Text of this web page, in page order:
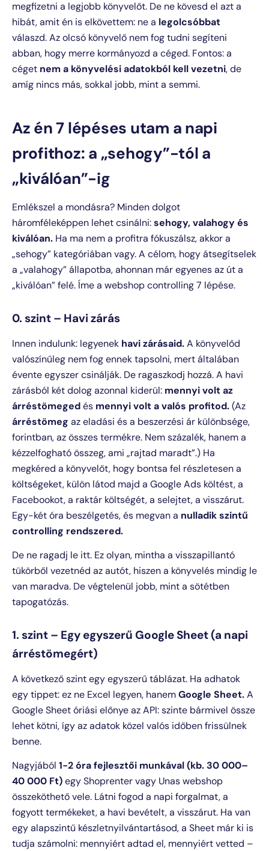
megfizetni a legjobb könyvelőt. De ne kövesd el azt a
hibát, amit én is elkövettem: ne a legolcsóbbat
válaszd. Az olcsó könyvelő nem fog tudni segíteni
abban, hogy merre kormányozd a céged. Fontos: a
céget nem a könyvelési adatokból kell vezetni, de
amíg nincs más, sokkal jobb, mint a semmi.
Az én 7 lépéses utam a napi
profithoz: a „sehogy”-tól a
„kiválóan”-ig
Emlékszel a mondásra? Minden dolgot
háromféleképpen lehet csinálni:sehogy, valahogy és
kiválóan. Ha ma nem a profitra fókuszálsz, akkor a
„sehogy” kategóriában vagy. A célom, hogy átsegítselek
a „valahogy” állapotba, ahonnan már egyenes az út a
„kiválóan” felé. Íme a webshop controlling 7 lépése.
0. szint – Havi zárás
Innen indulunk: legyenek havi zárásaid.A könyvelőd
valószínűleg nem fog ennek tapsolni, mert általában
évente egyszer csinálják. De ragaszkodj hozzá. A havi
zárásból két dolog azonnal kiderül: mennyi volt az
árréstömegedés mennyi volt a valós profitod.(Az
árréstömeg az eladási és a beszerzési ár különbsége,
forintban, az összes termékre. Nem százalék, hanem a
kézzelfogható összeg, ami „rajtad maradt”.) Ha
megkéred a könyvelőt, hogy bontsa fel részletesen a
költségeket, külön látod majd a Google Ads költést, a
Facebookot, a raktár költségét, a selejtet, a visszárut.
Egy-két óra beszélgetés, és megvan a nulladik szintű
controlling rendszered.
De ne ragadj le itt. Ez olyan, mintha a visszapillantó
tükörből vezetnéd az autót, hiszen a könyvelés mindig le
van maradva. De végtelenül jobb, mint a sötétben
tapogatózás.
1. szint – Egy egyszerű Google Sheet (a napi
árréstömegért)
A következő szint egy egyszerű táblázat. Ha adhatok
egy tippet: ez ne Excel legyen, hanemGoogle Sheet.A
Google Sheet óriási előnye az API: szinte bármivel össze
lehet kötni, így az adatok közel valós időben frissülnek
benne.
Nagyjából 1-2 óra fejlesztői munkával (kb. 30 000–
40 000 Ft)egy Shoprenter vagy Unas webshop
összeköthető vele. Látni fogod a napi forgalmat, a
fogyott termékeket, a havi bevételt, a visszárut. Ha van
egy alapszintű készletnyilvántartásod, a Sheet már ki is
tudja számolni: mennyiért adtad el, mennyiért vetted –